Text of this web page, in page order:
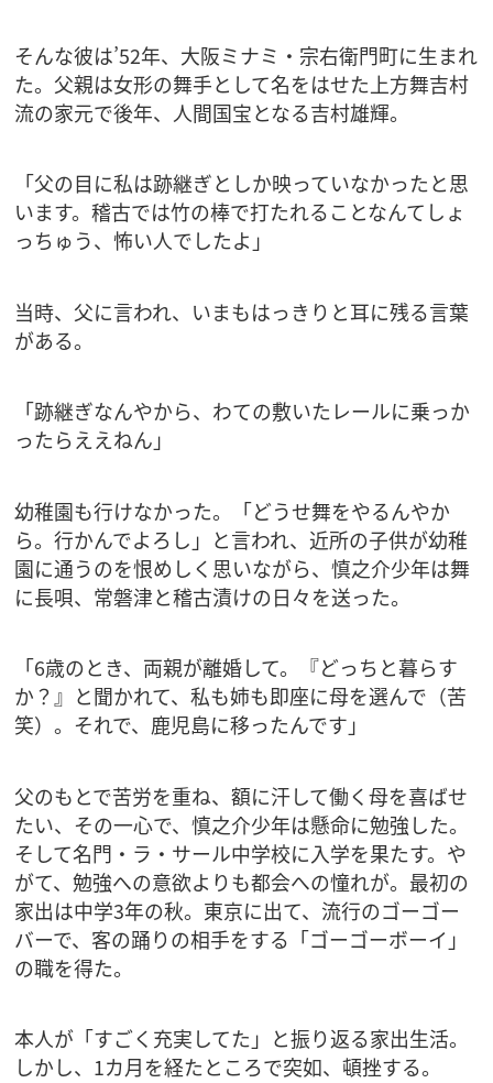
そんな彼は’52年、大阪ミナミ・宗右衛門町に生まれ
た。父親は女形の舞手として名をはせた上方舞吉村
流の家元で後年、人間国宝となる吉村雄輝。
「父の目に私は跡継ぎとしか映っていなかったと思
います。稽古では竹の棒で打たれることなんてしょ
っちゅう、怖い人でしたよ」
当時、父に言われ、いまもはっきりと耳に残る言葉
がある。
「跡継ぎなんやから、わての敷いたレールに乗っか
ったらええねん」
幼稚園も行けなかった。「どうせ舞をやるんやか
ら。行かんでよろし」と言われ、近所の子供が幼稚
園に通うのを恨めしく思いながら、慎之介少年は舞
に長唄、常磐津と稽古漬けの日々を送った。
「6歳のとき、両親が離婚して。『どっちと暮らす
か？』と聞かれて、私も姉も即座に母を選んで（苦
笑）。それで、鹿児島に移ったんです」
父のもとで苦労を重ね、額に汗して働く母を喜ばせ
たい、その一心で、慎之介少年は懸命に勉強した。
そして名門・ラ・サール中学校に入学を果たす。や
がて、勉強への意欲よりも都会への憧れが。最初の
家出は中学3年の秋。東京に出て、流行のゴーゴー
バーで、客の踊りの相手をする「ゴーゴーボーイ」
の職を得た。
本人が「すごく充実してた」と振り返る家出生活。
しかし、1カ月を経たところで突如、頓挫する。